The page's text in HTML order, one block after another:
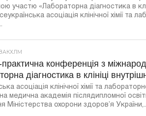
участю «Лабораторна діагностика в
асоціація клінічної хімії та
конференція з
діагностика в клініці
асоціація клінічної хімії та
медична академія післядипломної
Міністерства охорони здоров’я